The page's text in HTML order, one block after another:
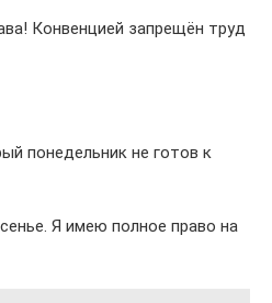
Конвенцией запрещён труд
понедельник не готов к
Я имею полное право на